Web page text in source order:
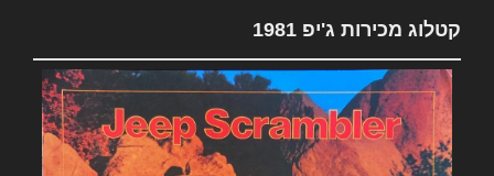
קטלוג מכירות ג'יפ 1981